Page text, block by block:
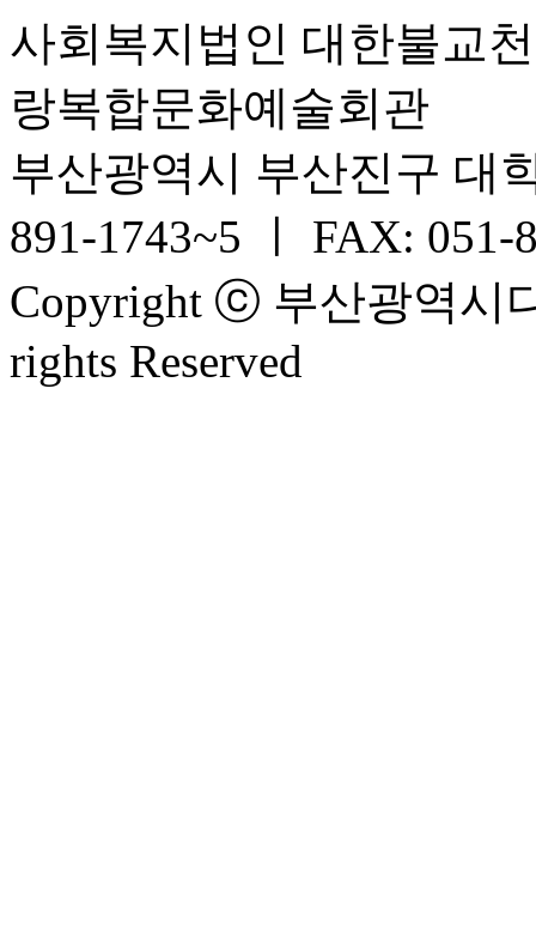
사회복지법인 대한불교
랑복합문화예술회관
부산광역시 부산진구 대
891-1743~5 ㅣ FAX: 051-
Copyright ⓒ 부산광역시
rights Reserved